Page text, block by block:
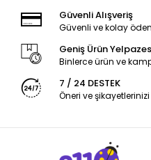
Güvenli Alışveriş
Güvenli ve kolay
Geniş Ürün
Binlerce ürün ve
7 / 24 DESTEK
Öneri ve